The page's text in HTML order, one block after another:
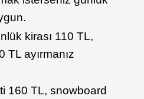
kirası 110 TL,
ayırmanız
160 TL, snowboard